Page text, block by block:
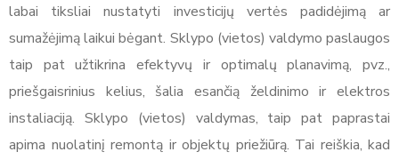
labai tiksliai nustatyti investicijų vertės padidėjimą ar
sumažėjimą laikui bėgant. Sklypo (vietos) valdymo paslaugos
taip pat užtikrina efektyvų ir optimalų planavimą, pvz.,
priešgaisrinius kelius, šalia esančią želdinimo ir elektros
instaliaciją. Sklypo (vietos) valdymas, taip pat paprastai
apima nuolatinį remontą ir objektų priežiūrą. Tai reiškia, kad